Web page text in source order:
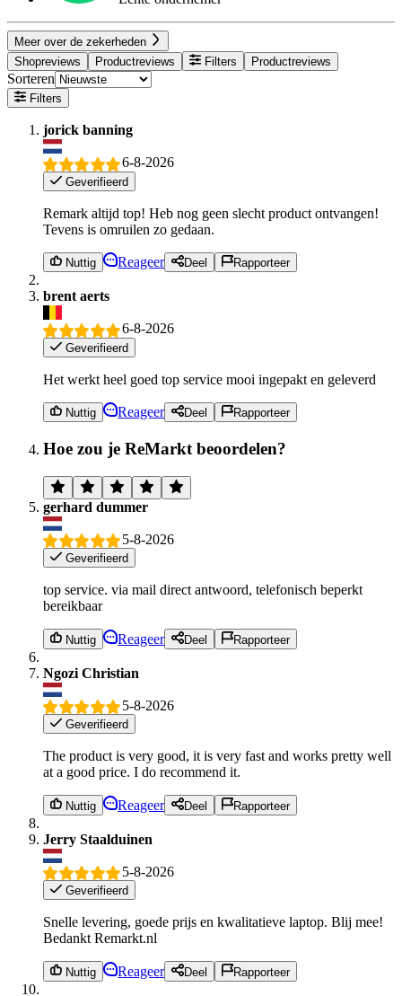
Meer over de zekerheden
Shopreviews
Productreviews Filters Productreviews
Sorteren
Filters
jorick banning
6-8-2026
Geverifieerd
Remark altijd top! Heb nog geen slecht product ontvangen!
Tevens is omruilen zo gedaan.
Nuttig Reageer Deel Rapporteer
brent aerts
6-8-2026
Geverifieerd
Het werkt heel goed top service mooi ingepakt en geleverd
Nuttig Reageer Deel Rapporteer
Hoe zou je ReMarkt beoordelen?
gerhard dummer
5-8-2026
Geverifieerd
top service. via mail direct antwoord, telefonisch beperkt
bereikbaar
Nuttig Reageer Deel Rapporteer
Ngozi Christian
5-8-2026
Geverifieerd
The product is very good, it is very fast and works pretty well
at a good price. I do recommend it.
Nuttig Reageer Deel Rapporteer
Jerry Staalduinen
5-8-2026
Geverifieerd
Snelle levering, goede prijs en kwalitatieve laptop. Blij mee!
Bedankt Remarkt.nl
Nuttig Reageer Deel Rapporteer